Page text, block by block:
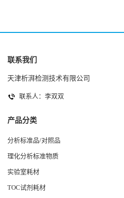
联系我们
天津析湃检测技术有限公司
联系人：李双双
产品分类
分析标准品/对照品
理化分析标准物质
实验室耗材
TOC试剂耗材